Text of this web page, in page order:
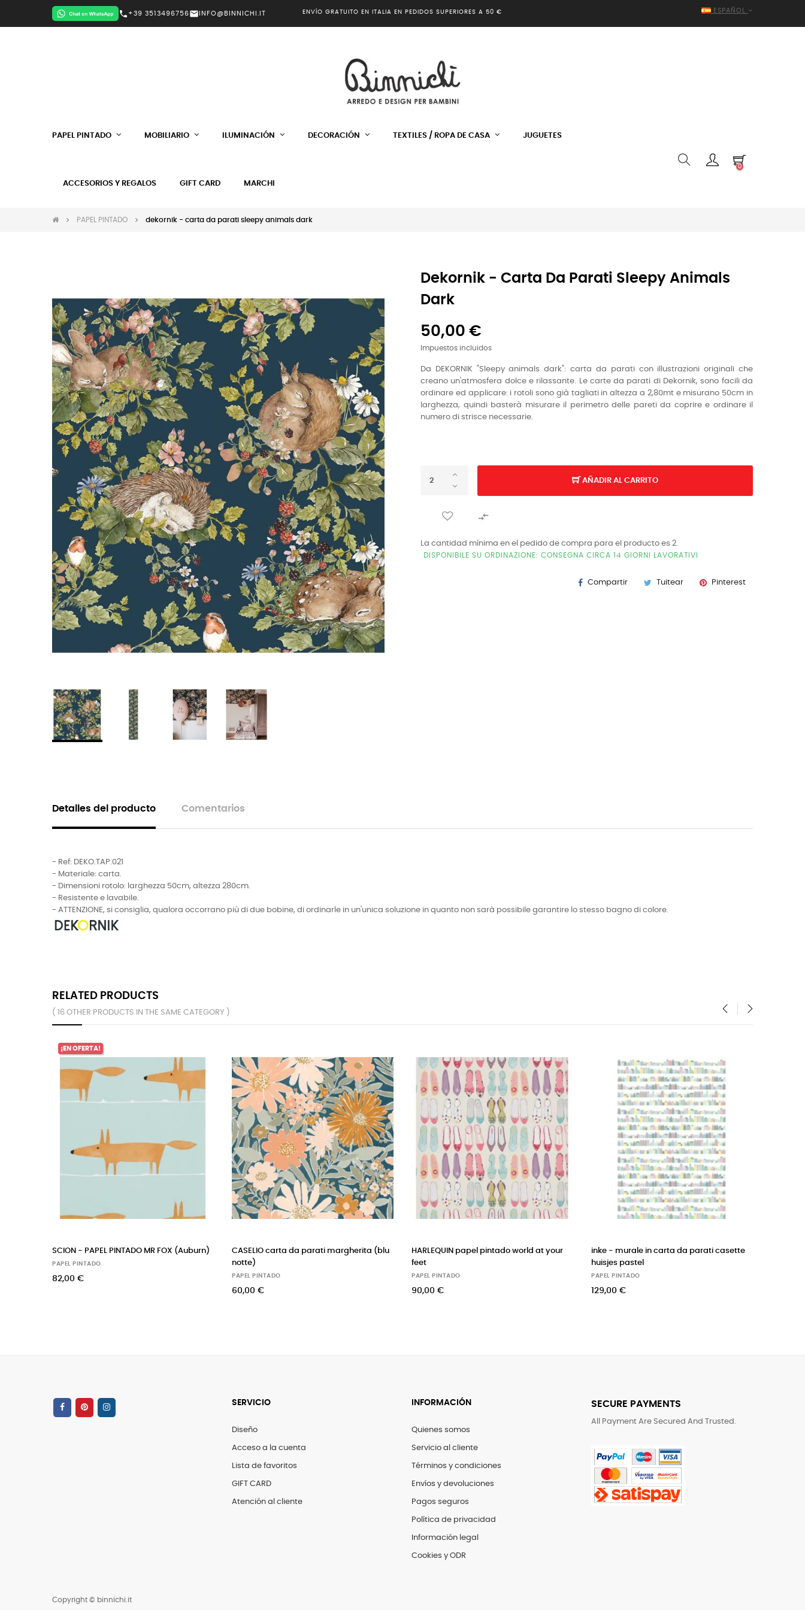
call +39 3513496756mail INFO@BINNICHI.IT ENVÍO GRATUITO EN ITALIA EN PEDIDOS SUPERIORES A 50 € ESPAÑOL
PAPEL PINTADO MOBILIARIO ILUMINACIÓN DECORACIÓN TEXTILES / ROPA DE CASA JUGUETES
ACCESORIOS Y REGALOS GIFT CARD MARCHI
0
PAPEL PINTADO dekornik - carta da parati sleepy animals dark
Dekornik - Carta Da Parati Sleepy Animals
Dark
50,00 €
Impuestos incluidos
Da DEKORNIK "Sleepy animals dark": carta da parati con illustrazioni originali che
creano un'atmosfera dolce e rilassante. Le carte da parati di Dekornik, sono facili da
ordinare ed applicare: i rotoli sono già tagliati in altezza a 2,80mt e misurano 50cm in
larghezza, quindi basterà misurare il perimetro delle pareti da coprire e ordinare il
numero di strisce necessarie.
AÑADIR AL CARRITO

La cantidad mínima en el pedido de compra para el producto es 2.
DISPONIBILE SU ORDINAZIONE: CONSEGNA CIRCA 14 GIORNI LAVORATIVI
Compartir Tuitear Pinterest
Detalles del producto Comentarios
- Ref: DEKO.TAP.021
- Materiale: carta.
- Dimensioni rotolo: larghezza 50cm, altezza 280cm.
- Resistente e lavabile.
- ATTENZIONE, si consiglia, qualora occorrano più di due bobine, di ordinarle in un'unica soluzione in quanto non sarà possibile garantire lo stesso bagno di colore.
RELATED PRODUCTS
( 16 OTHER PRODUCTS IN THE SAME CATEGORY )
CASELIO carta da parati margherita (blu
notte)
PAPEL PINTADO
HARLEQUIN papel pintado world at your
feet
PAPEL PINTADO
90,00 €
inke - murale in carta da parati casette
PAPEL PINTADO
129,00 €
AILANTO DESIGN carta da parati
woodland squirrels (dusky rose)
PAPEL PINTADO
244,00 €
SERVICIO
Diseño
Acceso a la cuenta
Lista de favoritos
GIFT CARD
Atención al cliente
INFORMACIÓN
Quienes somos
Servicio al cliente
Términos y condiciones
Envíos y devoluciones
Pagos seguros
Política de privacidad
Información legal
Cookies y ODR
SECURE PAYMENTS
All Payment Are Secured And Trusted.
Copyright © binnichi.it